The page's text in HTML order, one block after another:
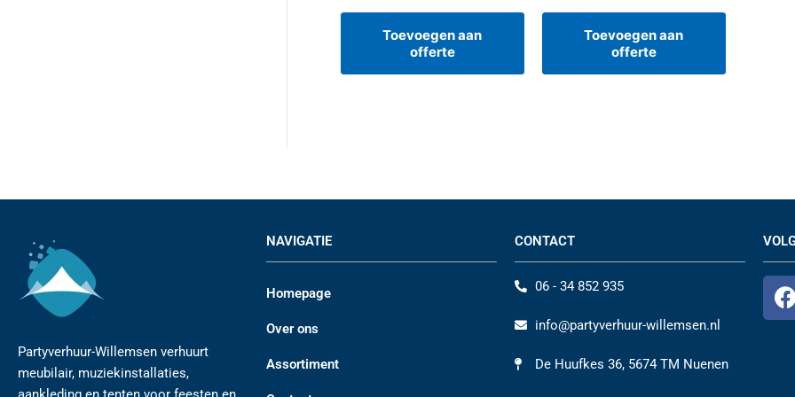
Toevoegen aan
offerte
Toevoegen aan
offerte
Partyverhuur-Willemsen verhuurt
meubilair, muziekinstallaties,
NAVIGATIE
Homepage
Over ons
Assortiment
CONTACT
06 - 34 852 935
info@partyverhuur-willemsen.nl
De Huufkes 36, 5674 TM Nuenen
F